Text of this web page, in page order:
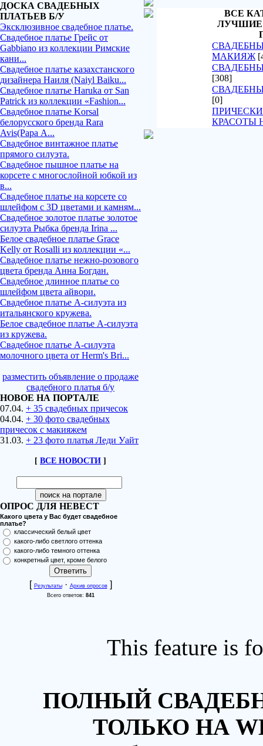
ДОСКА СВАДЕБНЫХ
ПЛАТЬЕВ Б/У
Эксклюзивное свадебное платье.
Свадебное платье Грейс от
Gabbiano из коллекции Римские
кани...
Свадебное платье казахстанского
дизайнера Наиля (Naiyl Baiku...
Свадебное платье Haruka от San
Patrick из коллекции «Fashion...
Свадебное платье Korsal
белорусского бренда Rara
Avis(Рара А...
Свадебное винтажное платье
прямого силуэта.
Свадебное пышное платье на
корсете с многослойной юбкой из
в...
Свадебное платье на корсете со
шлейфом с 3D цветами и камням...
Свадебное золотое платье золотое
силуэта Рыбка бренда Irina ...
Белое свадебное платье Grace
Kelly от Rosalli из коллекции «...
Свадебное платье нежно-розового
цвета бренда Анна Богдан.
Свадебное длинное платье со
шлейфом цвета айвори.
Свадебное платье А-силуэта из
итальянского кружева.
Белое свадебное платье А-силуэта
из кружева.
Свадебное платье А-силуэта
молочного цвета от Herm's Bri...
разместить объявление о продаже
свадебного платья б/у
НОВОЕ НА ПОРТАЛЕ
07.04. + 35 свадебных причесок
04.04. + 30 фото свадебных
причесок с макияжем
31.03. + 23 фото платья Леди Уайт
[ ВСЕ НОВОСТИ ]
ОПРОС ДЛЯ НЕВЕСТ
Какого цвета у Вас будет свадебное
платье?
классический белый цвет
какого-либо светлого оттенка
какого-либо темного оттенка
конкретный цвет, кроме белого
[ Результаты· Архив опросов]
Всего ответов: 841
ВСЕ
ЛУЧШИЕ
МАКИЯЖ
[308]
[0]
КРАСОТЫ
This feature is
ПОЛНЫЙ
ТОЛЬКО НА